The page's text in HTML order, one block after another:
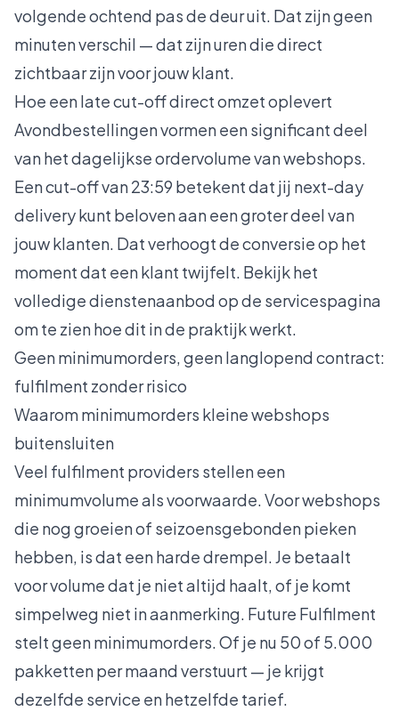
volgende ochtend pas de deur uit. Dat zijn geen
minuten verschil — dat zijn uren die direct
zichtbaar zijn voor jouw klant.
Hoe een late cut-off direct omzet oplevert
Avondbestellingen vormen een significant deel
van het dagelijkse ordervolume van webshops.
Een cut-off van 23:59 betekent dat jij next-day
delivery kunt beloven aan een groter deel van
jouw klanten. Dat verhoogt de conversie op het
moment dat een klant twijfelt. Bekijk het
volledige dienstenaanbod opde servicespagina
om te zien hoe dit in de praktijk werkt.
Geen minimumorders, geen langlopend contract:
fulfilment zonder risico
Waarom minimumorders kleine webshops
buitensluiten
Veel fulfilment providers stellen een
minimumvolume als voorwaarde. Voor webshops
die nog groeien of seizoensgebonden pieken
hebben, is dat een harde drempel. Je betaalt
voor volume dat je niet altijd haalt, of je komt
simpelweg niet in aanmerking. Future Fulfilment
stelt geen minimumorders. Of je nu 50 of 5.000
pakketten per maand verstuurt — je krijgt
dezelfde service en hetzelfde tarief.